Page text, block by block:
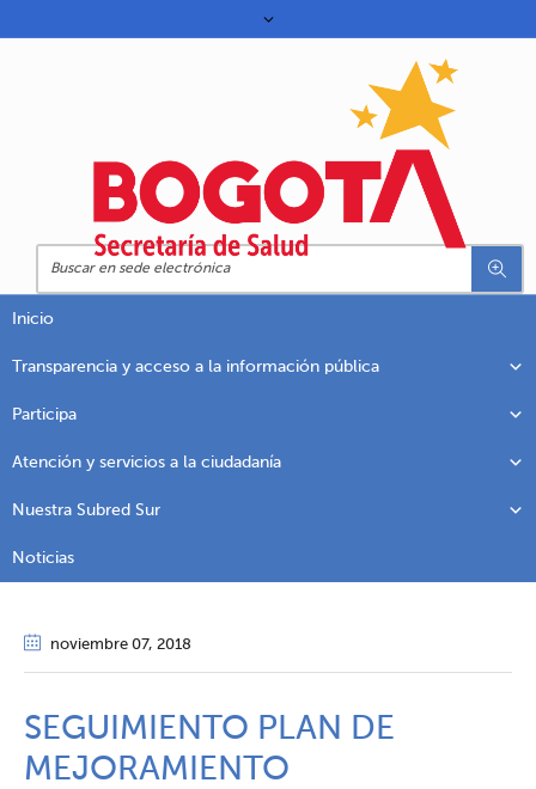
Inicio
Transparencia y acceso a la información pública
Participa
Atención y servicios a la ciudadanía
Nuestra Subred Sur
Noticias
noviembre 07, 2018
SEGUIMIENTO PLAN DE
MEJORAMIENTO